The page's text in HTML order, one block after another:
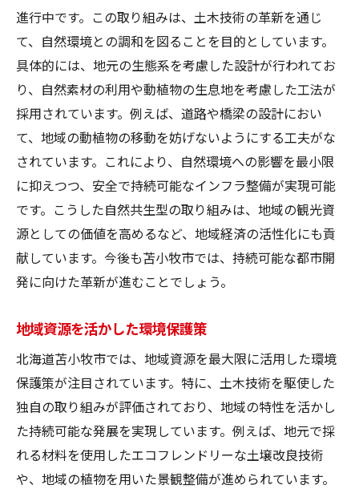
進行中です。この取り組みは、土木技術の革新を通じ
て、自然環境との調和を図ることを目的としています。
具体的には、地元の生態系を考慮した設計が行われてお
り、自然素材の利用や動植物の生息地を考慮した工法が
採用されています。例えば、道路や橋梁の設計におい
て、地域の動植物の移動を妨げないようにする工夫がな
されています。これにより、自然環境への影響を最小限
に抑えつつ、安全で持続可能なインフラ整備が実現可能
です。こうした自然共生型の取り組みは、地域の観光資
源としての価値を高めるなど、地域経済の活性化にも貢
献しています。今後も苫小牧市では、持続可能な都市開
発に向けた革新が進むことでしょう。
地域資源を活かした環境保護策
北海道苫小牧市では、地域資源を最大限に活用した環境
保護策が注目されています。特に、土木技術を駆使した
独自の取り組みが評価されており、地域の特性を活かし
た持続可能な発展を実現しています。例えば、地元で採
れる材料を使用したエコフレンドリーな土壌改良技術
や、地域の植物を用いた景観整備が進められています。